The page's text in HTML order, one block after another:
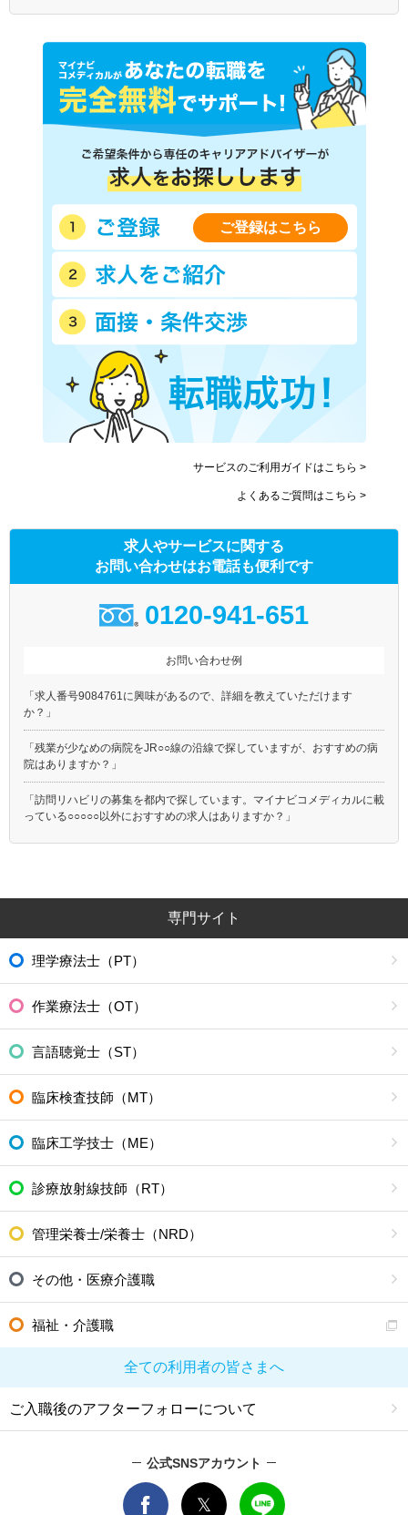
福岡県
佐賀県
長崎県
熊本県
大分県
宮崎県
鹿児島県
沖縄県
ご登録はこちら
サービスのご利用ガイドはこちら >
よくあるご質問はこちら >
求人やサービスに関する
お問い合わせはお電話も便利です
0120-941-651
お問い合わせ例
「求人番号9084761に興味があるので、詳細を教えていただけます
か？」
「残業が少なめの病院をJR○○線の沿線で探していますが、おすすめの病
院はありますか？」
「訪問リハビリの募集を都内で探しています。マイナビコメディカルに載
っている○○○○○以外におすすめの求人はありますか？」
専門サイト
理学療法士（PT）
作業療法士（OT）
言語聴覚士（ST）
臨床検査技師（MT）
臨床工学技士（ME）
診療放射線技師（RT）
管理栄養士/栄養士（NRD）
その他・医療介護職
福祉・介護職
全ての利用者の皆さまへ
ご入職後のアフターフォローについて
公式SNSアカウント